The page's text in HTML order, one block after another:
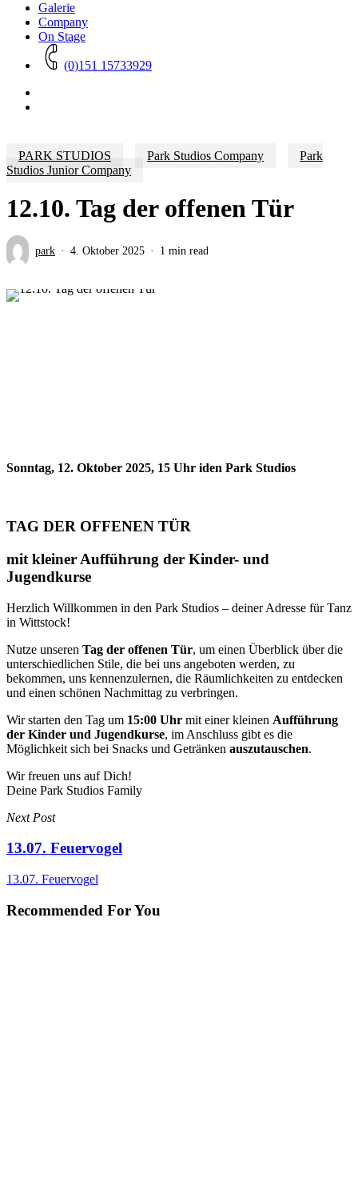
Galerie
Company
On Stage
(0)151 15733929
PARK STUDIOS Park Studios Company
Park
Studios Junior Company
12.10. Tag der offenen Tür
park 4. Oktober 2025 1 min read
Sonntag, 12. Oktober 2025, 15 Uhr iden Park Studios
TAG DER OFFENEN TÜR
mit kleiner Aufführung der Kinder- und
Jugendkurse
Herzlich Willkommen in den Park Studios – deiner Adresse für Tanz
in Wittstock!
Nutze unseren Tag der offenen Tür, um einen Überblick über die
unterschiedlichen Stile, die bei uns angeboten werden, zu
bekommen, uns kennenzulernen, die Räumlichkeiten zu entdecken
und einen schönen Nachmittag zu verbringen.
Wir starten den Tag um 15:00 Uhr mit einer kleinen Aufführung
der Kinder und Jugendkurse, im Anschluss gibt es die
Möglichkeit sich bei Snacks und Getränken auszutauschen.
Wir freuen uns auf Dich!
Deine Park Studios Family
Next Post
13.07. Feuervogel
13.07. Feuervogel
Recommended For You